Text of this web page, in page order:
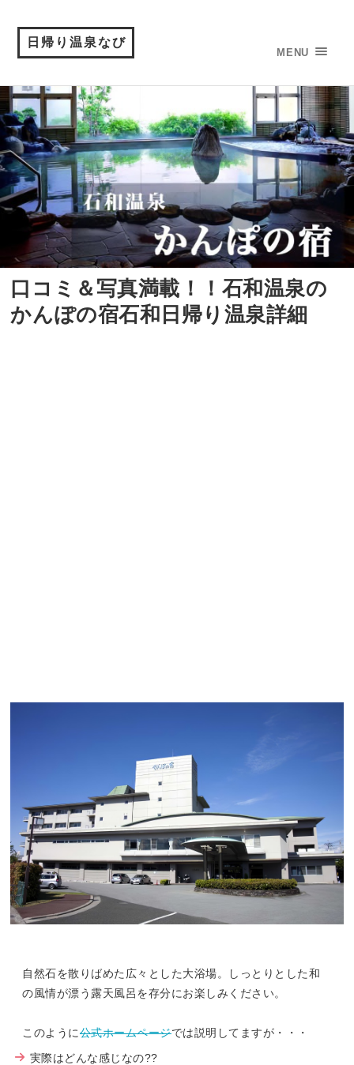
日帰り温泉なび
MENU
口コミ＆写真満載！！石和温泉の
かんぽの宿石和日帰り温泉詳細
自然石を散りばめた広々とした大浴場。しっとりとした和
の風情が漂う露天風呂を存分にお楽しみください。
このように公式ホームページでは説明してますが・・・
実際はどんな感じなの??